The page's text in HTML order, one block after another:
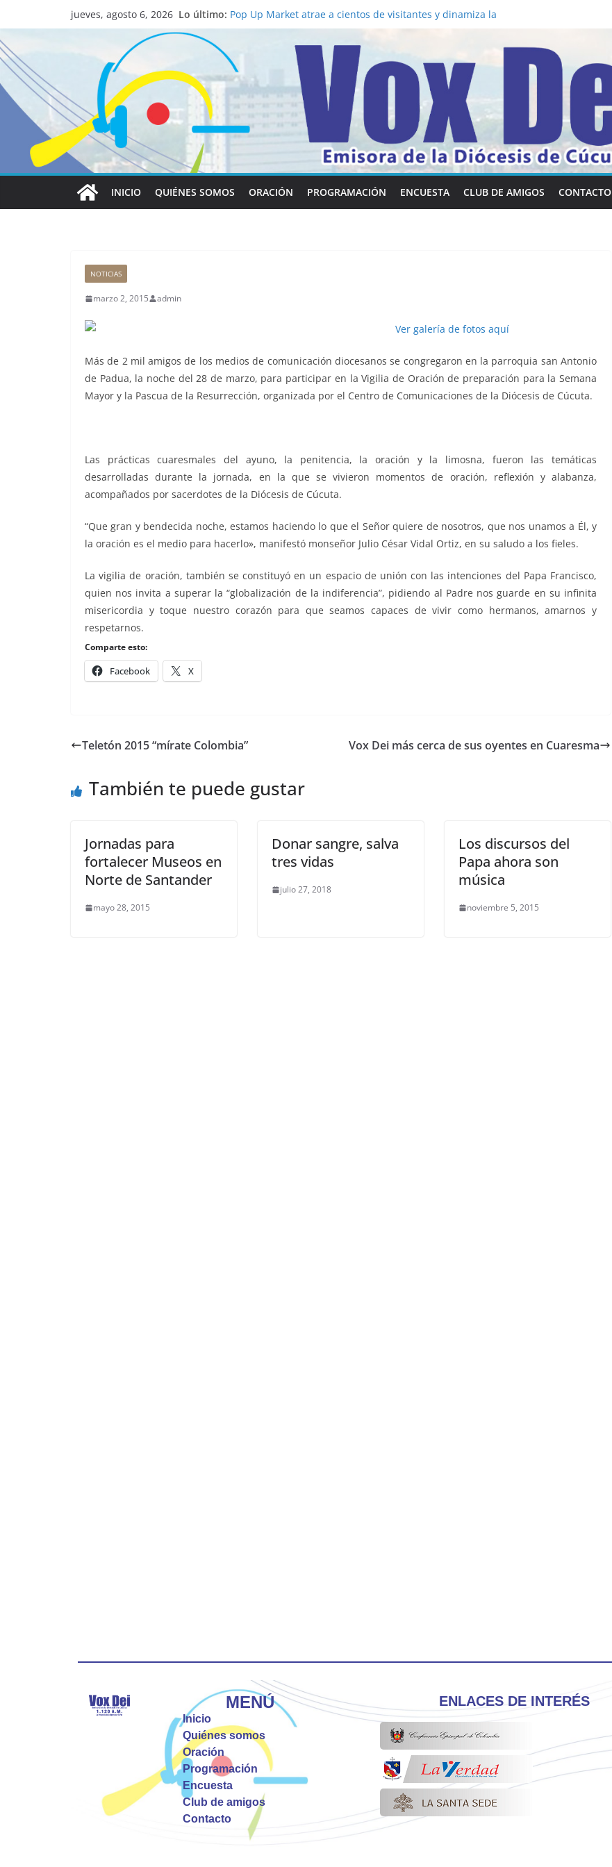
jueves, agosto 6, 2026 Lo último: católico para convertirse en “Superancianos”
Pop Up Market atrae a cientos de visitantes y dinamiza la
Salud mental a la mesa: la importancia de hablarlo en
familia
Lo que tienen en común la nueva Película Toy Story 5 y el
Papa León XIV
Realizadores de Vox Dei fortalecen su identidad
institucional y habilidades en comunicación visual
INICIO QUIÉNES SOMOS ORACIÓN PROGRAMACIÓN ENCUESTA CLUB DE AMIGOS CONTACTO
NOTICIAS
marzo 2, 2015 admin
Ver galería de fotos aquí
Más de 2 mil amigos de los medios de comunicación diocesanos se congregaron en la parroquia san Antonio
de Padua, la noche del 28 de marzo, para participar en la Vigilia de Oración de preparación para la Semana
Mayor y la Pascua de la Resurrección, organizada por el Centro de Comunicaciones de la Diócesis de Cúcuta.
Las prácticas cuaresmales del ayuno, la penitencia, la oración y la limosna, fueron las temáticas
desarrolladas durante la jornada, en la que se vivieron momentos de oración, reflexión y alabanza,
acompañados por sacerdotes de la Diócesis de Cúcuta.
“Que gran y bendecida noche, estamos haciendo lo que el Señor quiere de nosotros, que nos unamos a Él, y
la oración es el medio para hacerlo», manifestó monseñor Julio César Vidal Ortiz, en su saludo a los fieles.
La vigilia de oración, también se constituyó en un espacio de unión con las intenciones del Papa Francisco,
quien nos invita a superar la “globalización de la indiferencia”, pidiendo al Padre nos guarde en su infinita
misericordia y toque nuestro corazón para que seamos capaces de vivir como hermanos, amarnos y
respetarnos.
Comparte esto:
Facebook X
Teletón 2015 “mírate Colombia” Vox Dei más cerca de sus oyentes en Cuaresma
También te puede gustar
Jornadas para
fortalecer Museos en
Norte de Santander
mayo 28, 2015
Donar sangre, salva
tres vidas
julio 27, 2018
Los discursos del
Papa ahora son
música
noviembre 5, 2015
MENÚ
Inicio
Quiénes somos
Oración
Programación
Encuesta
Club de amigos
Contacto
ENLACES DE INTERÉS